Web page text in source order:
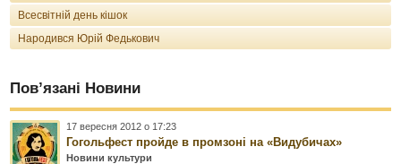
Всесвітній день кішок
Народився Юрій Федькович
Пов’язані Новини
17 вересня 2012 о 17:23
Гогольфест пройде в промзоні на «Видубичах»
Новини культури